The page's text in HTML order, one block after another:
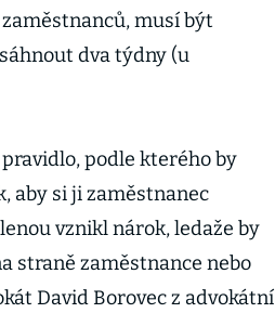
musí být
dva týdny (u
podle kterého by
aby si ji zaměstnanec
vznikl nárok, ledaže by
straně zaměstnance nebo
David Borovec z advokátní